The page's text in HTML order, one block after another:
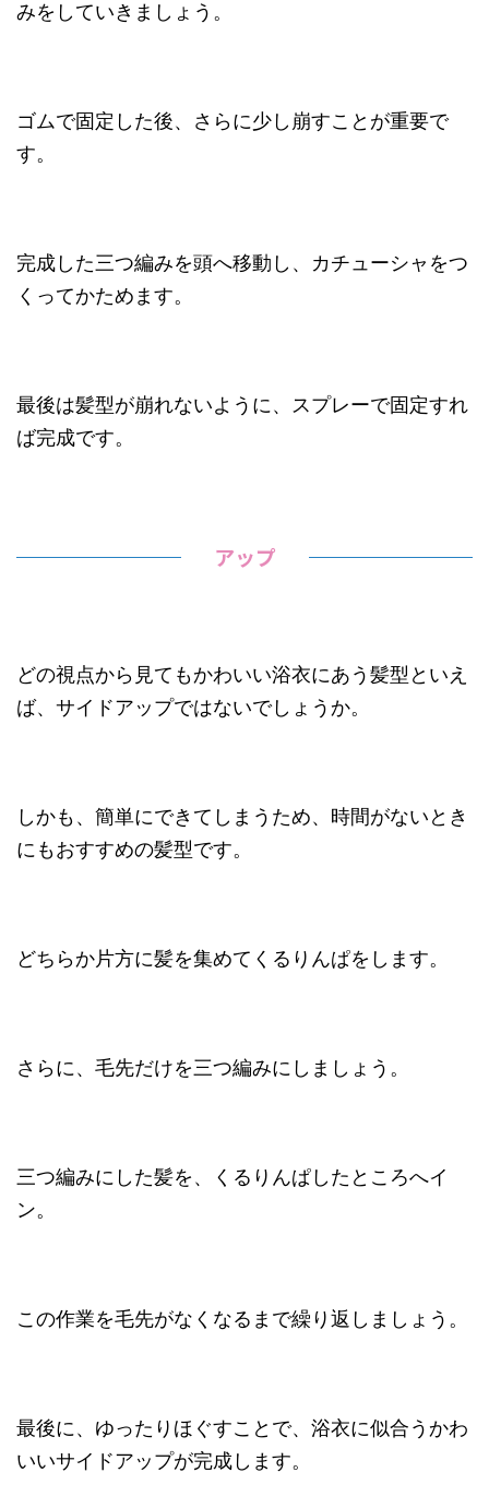
みをしていきましょう。
ゴムで固定した後、さらに少し崩すことが重要で
す。
完成した三つ編みを頭へ移動し、カチューシャをつ
くってかためます。
最後は髪型が崩れないように、スプレーで固定すれ
ば完成です。
アップ
どの視点から見てもかわいい浴衣にあう髪型といえ
ば、サイドアップではないでしょうか。
しかも、簡単にできてしまうため、時間がないとき
にもおすすめの髪型です。
どちらか片方に髪を集めてくるりんぱをします。
さらに、毛先だけを三つ編みにしましょう。
三つ編みにした髪を、くるりんぱしたところへイ
ン。
この作業を毛先がなくなるまで繰り返しましょう。
最後に、ゆったりほぐすことで、浴衣に似合うかわ
いいサイドアップが完成します。